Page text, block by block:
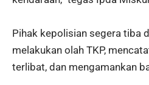
Pihak kepolisian segera tiba
melakukan olah TKP,
terlibat, dan mengamankan